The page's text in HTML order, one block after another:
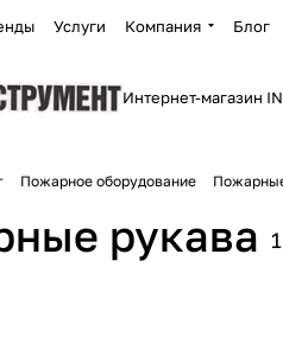
Услуги Компания Блог
Интернет-магазин
Пожарное оборудование
рукава 1